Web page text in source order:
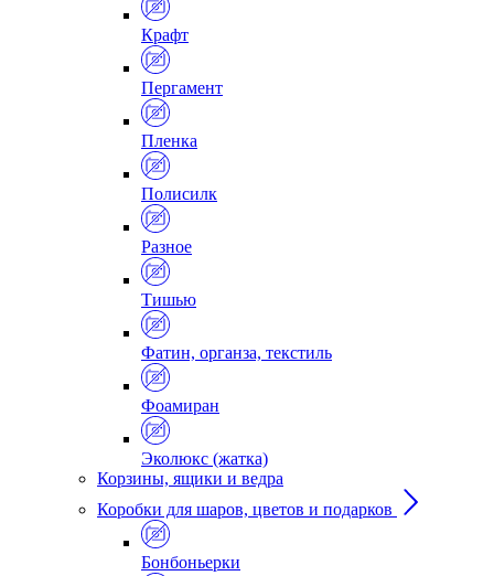
Крафт
Пергамент
Пленка
Полисилк
Разное
Тишью
Фатин, органза, текстиль
Фоамиран
Эколюкс (жатка)
Корзины, ящики и ведра
Коробки для шаров, цветов и подарков
Бонбоньерки